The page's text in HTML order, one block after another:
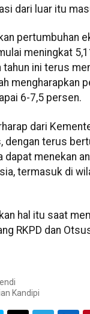
dari luar itu
pertumbuhan
meningkat
tahun ini terus
mengharapkan
6-7,5 persen.
dari
dengan terus
dapat menekan
termasuk di
hal itu saat
RKPD dan
Kandipi